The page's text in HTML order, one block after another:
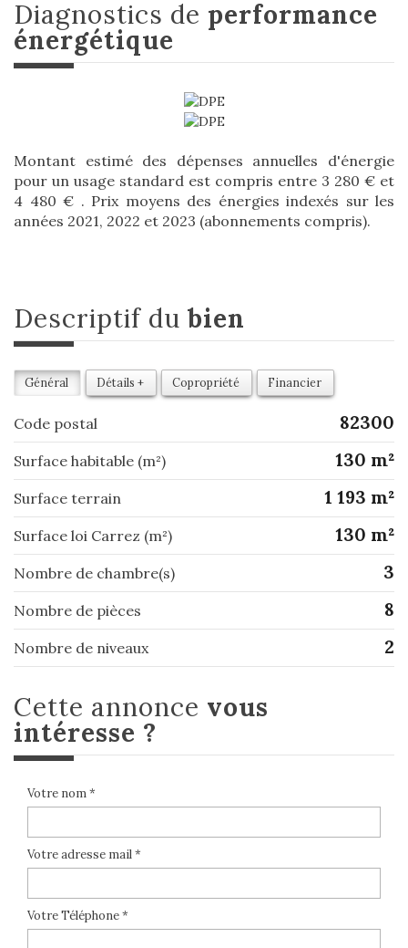
diagnostics de performance
énergétique
Montant estimé des dépenses annuelles d'énergie
pour un usage standard est compris entre 3 280 € et
4 480 € . Prix moyens des énergies indexés sur les
années 2021, 2022 et 2023 (abonnements compris).
descriptif du bien
Général Détails + Copropriété Financier
Code postal 82300
Surface habitable (m²) 130 m²
surface terrain 1 193 m²
Surface loi Carrez (m²) 130 m²
Nombre de chambre(s) 3
Nombre de pièces 8
Nombre de niveaux 2
cette annonce vous
intéresse ?
Votre nom *
Votre adresse mail *
Votre Téléphone *